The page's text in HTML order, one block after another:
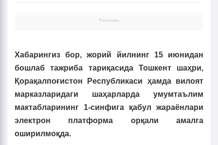
Реклама
Хабарингиз бор, жорий йилнинг 15 июнидан
бошлаб тажриба тариқасида Тошкент шаҳри,
Қорақалпоғистон Республикаси ҳамда вилоят
марказларидаги шаҳарларда умумтаълим
мактабларининг 1-синфига қабул жараёнлари
электрон платформа орқали амалга
оширилмоқда.